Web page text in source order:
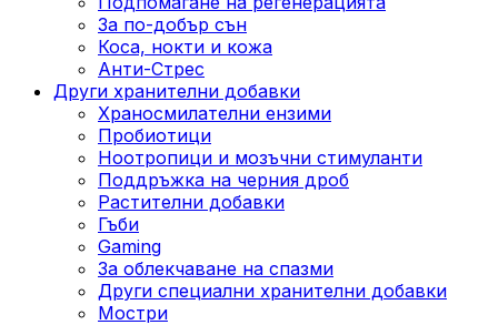
За по-добър сън
Коса, нокти и кожа
Анти-Стрес
Други хранителни добавки
Храносмилателни ензими
Пробиотици
Ноотропици и мозъчни стимуланти
Поддръжка на черния дроб
Растителни добавки
Гъби
Gaming
За облекчаване на спазми
Други специални хранителни добавки
Мостри